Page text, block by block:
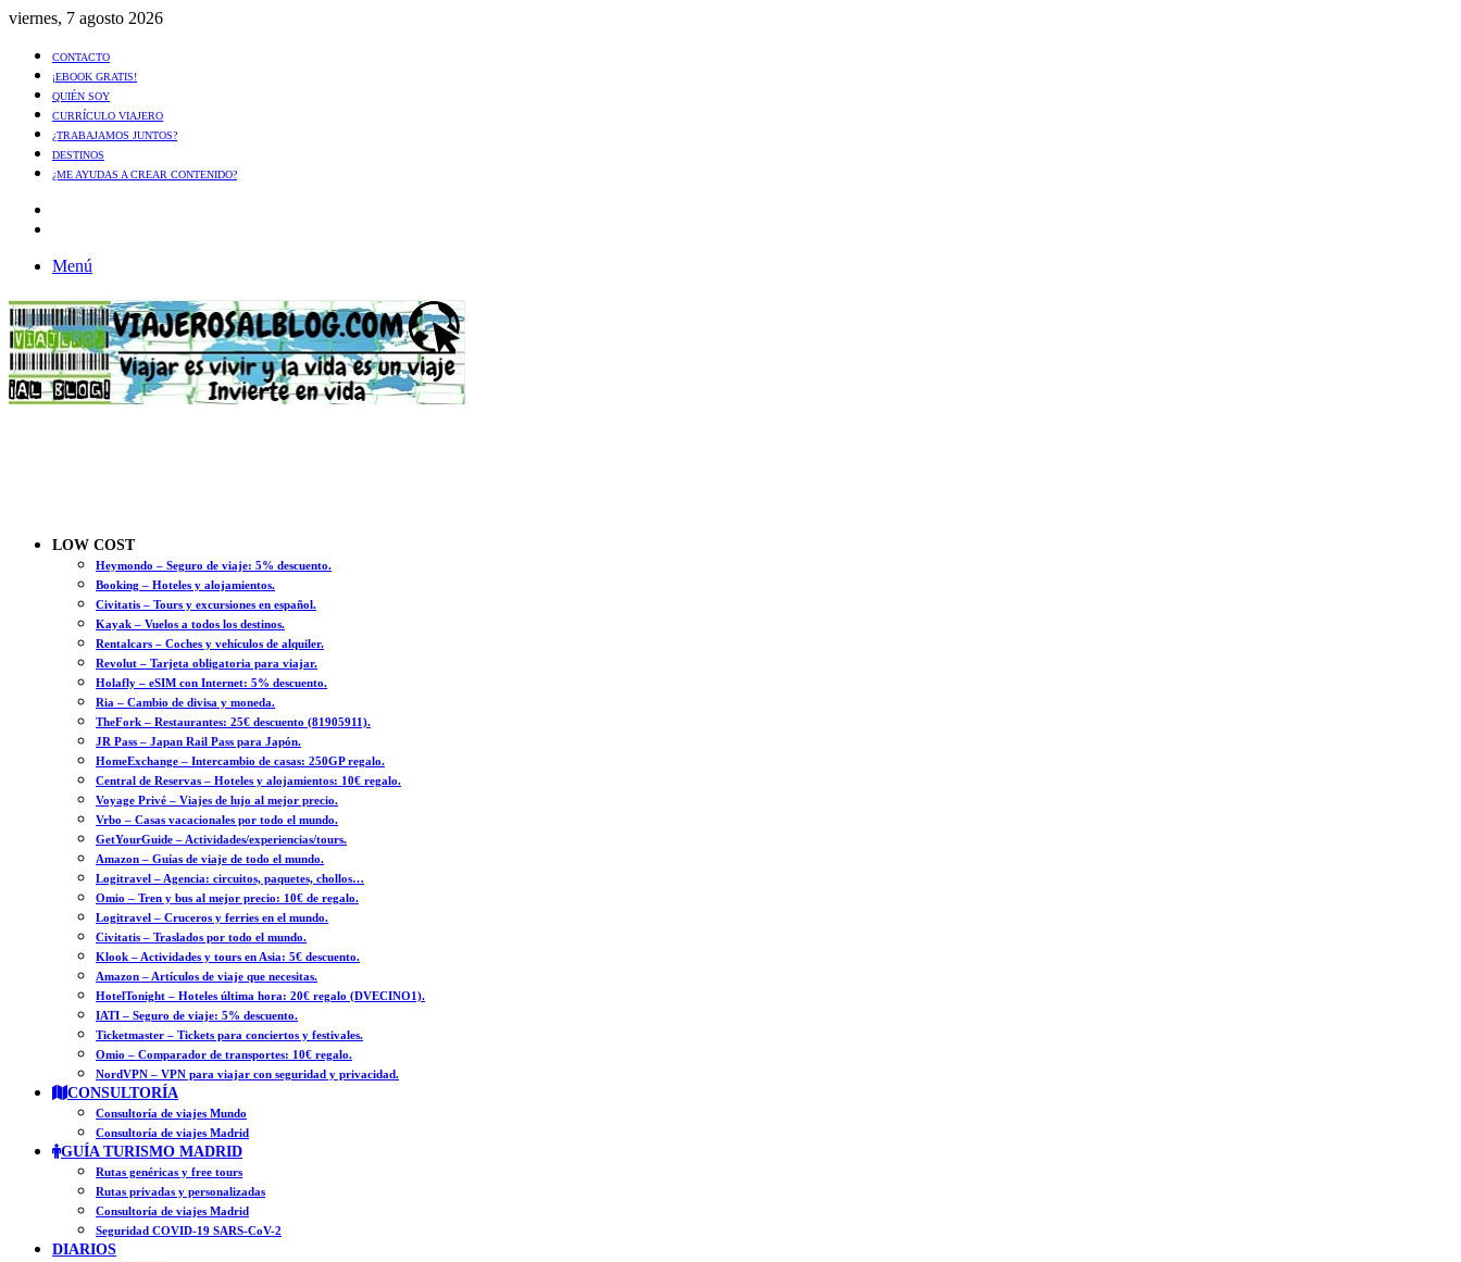
viernes, 7 agosto 2026
CONTACTO
¡EBOOK GRATIS!
QUIÉN SOY
CURRÍCULO VIAJERO
¿TRABAJAMOS JUNTOS?
DESTINOS
¿ME AYUDAS A CREAR CONTENIDO?
Menú
LOW COST
Heymondo – Seguro de viaje: 5% descuento.
Booking – Hoteles y alojamientos.
Civitatis – Tours y excursiones en español.
Kayak – Vuelos a todos los destinos.
Rentalcars – Coches y vehículos de alquiler.
Revolut – Tarjeta obligatoria para viajar.
Holafly – eSIM con Internet: 5% descuento.
Ria – Cambio de divisa y moneda.
TheFork – Restaurantes: 25€ descuento (81905911).
JR Pass – Japan Rail Pass para Japón.
HomeExchange – Intercambio de casas: 250GP regalo.
Central de Reservas – Hoteles y alojamientos: 10€ regalo.
Voyage Privé – Viajes de lujo al mejor precio.
Vrbo – Casas vacacionales por todo el mundo.
GetYourGuide – Actividades/experiencias/tours.
Amazon – Guías de viaje de todo el mundo.
Logitravel – Agencia: circuitos, paquetes, chollos…
Omio – Tren y bus al mejor precio: 10€ de regalo.
Logitravel – Cruceros y ferries en el mundo.
Civitatis – Traslados por todo el mundo.
Klook – Actividades y tours en Asia: 5€ descuento.
Amazon – Artículos de viaje que necesitas.
HotelTonight – Hoteles última hora: 20€ regalo (DVECINO1).
IATI – Seguro de viaje: 5% descuento.
Ticketmaster – Tickets para conciertos y festivales.
Omio – Comparador de transportes: 10€ regalo.
NordVPN – VPN para viajar con seguridad y privacidad.
CONSULTORÍA
Consultoría de viajes Mundo
Consultoría de viajes Madrid
GUÍA TURISMO MADRID
Rutas genéricas y free tours
Rutas privadas y personalizadas
Consultoría de viajes Madrid
Seguridad COVID-19 SARS-CoV-2
DIARIOS